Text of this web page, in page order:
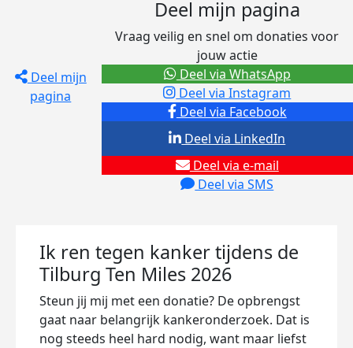
Deel mijn
pagina
Deel mijn pagina
Vraag veilig en snel om donaties voor
jouw actie
Deel via Facebook
Deel via Instagram
Deel via e-mail
Deel via SMS
Deel via LinkedIn
Deel via WhatsApp
Ik ren tegen kanker tijdens de
Tilburg Ten Miles 2026
Steun jij mij met een donatie? De opbrengst
gaat naar belangrijk kankeronderzoek. Dat is
nog steeds heel hard nodig, want maar liefst